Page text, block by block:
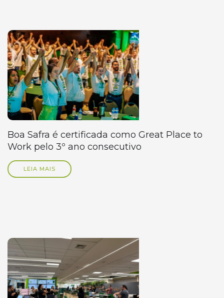
Boa Safra é certificada como Great Place to
Work pelo 3º ano consecutivo
LEIA MAIS